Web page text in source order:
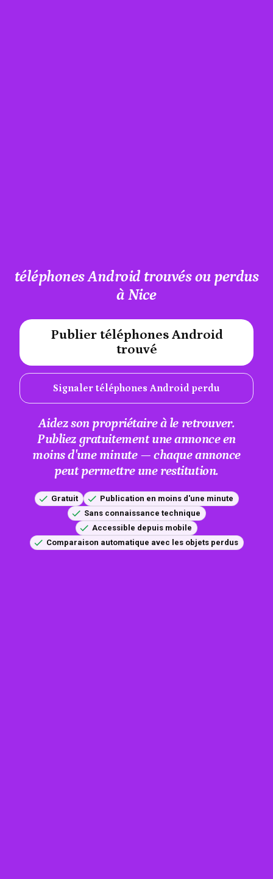
téléphones Android trouvés ou perdus
à Nice
Publier téléphones Android
trouvé
Signaler téléphones Android perdu
#A12AEB
Aidez son propriétaire à le retrouver.
Publiez gratuitement une annonce en
moins d'une minute — chaque annonce
peut permettre une restitution.
Gratuit
Publication en moins d'une minute
Sans connaissance technique
Accessible depuis mobile
Comparaison automatique avec les objets perdus